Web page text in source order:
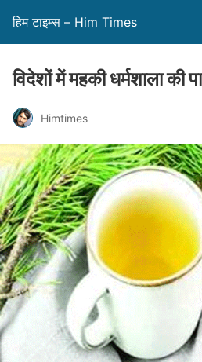
हिम टाइम्स – Him Times
विदेशों में महकी धर्मशाला की
Himtimes